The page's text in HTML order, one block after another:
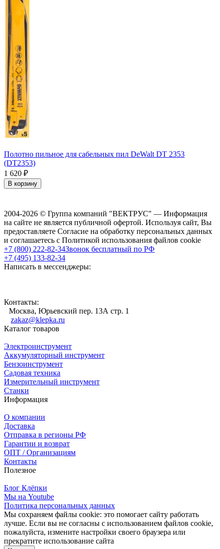
Полотно пильное для сабельных пил DeWalt DT 2353
(DT2353)
1 620 ₽
В корзину
2004-2026 © Группа компаний "ВЕКТРУС" — Информация
на сайте не является публичной офертой. Используя сайт, Вы
предоставляете Согласие на обработку персональных данных
и соглашаетесь с Политикой использования файлов cookie
+7 (800) 222-82-34Звонок бесплатный по РФ
+7 (495) 133-82-34
Написать в мессенджеры:
Контакты:
Москва, Юрьевский пер. 13А стр. 1
zakaz@klepka.ru
Каталог товаров
Электроинструмент
Аккумуляторный инструмент
Бензоинструмент
Садовая техника
Измерительный инструмент
Станки
Информация
О компании
Доставка
Отправка в регионы РФ
Гарантии и возврат
ОПТ / Организациям
Контакты
Полезное
Блог Клёпки
Мы на Youtube
Политика персональных данных
Мы сохраняем файлы cookie: это помогает сайту работать
лучше. Если вы не согласны с использованием файлов cookie,
пожалуйста, измените настройки своего браузера или
прекратите использование сайта